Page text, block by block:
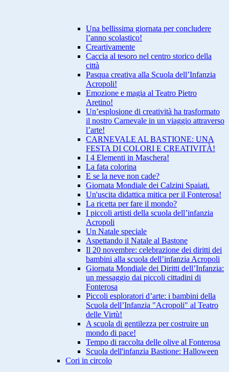
Una bellissima giornata per concludere
l’anno scolastico!
Creartivamente
Caccia al tesoro nel centro storico della
città
Pasqua creativa alla Scuola dell’Infanzia
Acropoli!
Emozione e magia al Teatro Pietro
Aretino!
Un’esplosione di creatività ha trasformato
il nostro Carnevale in un viaggio attraverso
l’arte!
CARNEVALE AL BASTIONE: UNA
FESTA DI COLORI E CREATIVITÀ!
I 4 Elementi in Maschera!
La fata colorina
E se la neve non cade?
Giornata Mondiale dei Calzini Spaiati.
Un'uscita didattica mitica per il Fonterosa!
La ricetta per fare il mondo?
I piccoli artisti della scuola dell’infanzia
Acropoli
Un Natale speciale
Aspettando il Natale al Bastone
Il 20 novembre: celebrazione dei diritti dei
bambini alla scuola dell’infanzia Acropoli
Giornata Mondiale dei Diritti dell’Infanzia:
un messaggio dai piccoli cittadini di
Fonterosa
Piccoli esploratori d’arte: i bambini della
Scuola dell’Infanzia "Acropoli" al Teatro
delle Virtù!
A scuola di gentilezza per costruire un
mondo di pace!
Tempo di raccolta delle olive al Fonterosa
Scuola dell'infanzia Bastione: Halloween
Cori in circolo